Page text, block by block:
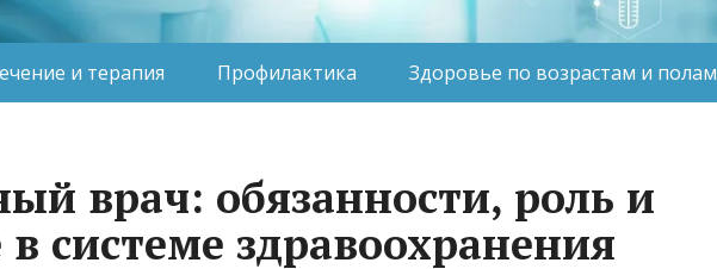
и терапия Профилактика Здоровье по возрастам и полам
врач: обязанности, роль и
системе здравоохранения